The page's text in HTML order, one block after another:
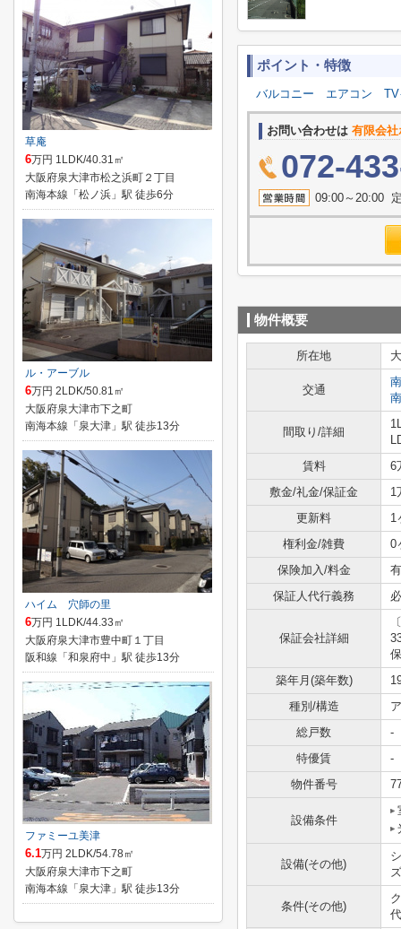
ポイント・特徴
バルコニー エアコン
お問い合わせは 有限会
072-
09:00～20:00
物件概要
所在地
交通
間取り/詳細
賃料
6
敷金/礼金/保証金
1
更新料
1
権利金/雑費
0
保険加入/料金
保証人代行義務
保証会社詳細
築年月(築年数)
種別/構造
総戸数
-
特優賃
-
物件番号
設備条件
設備(その他)
条件(その他)
草庵
6万円 1LDK/40.31㎡
大阪府泉大津市松之浜町２丁目
南海本線「松ノ浜」駅 徒歩6分
ル・アーブル
6万円 2LDK/50.81㎡
大阪府泉大津市下之町
南海本線「泉大津」駅 徒歩13分
ハイム 穴師の里
6万円 1LDK/44.33㎡
大阪府泉大津市豊中町１丁目
阪和線「和泉府中」駅 徒歩13分
ファミーユ美津
6.1万円 2LDK/54.78㎡
大阪府泉大津市下之町
南海本線「泉大津」駅 徒歩13分